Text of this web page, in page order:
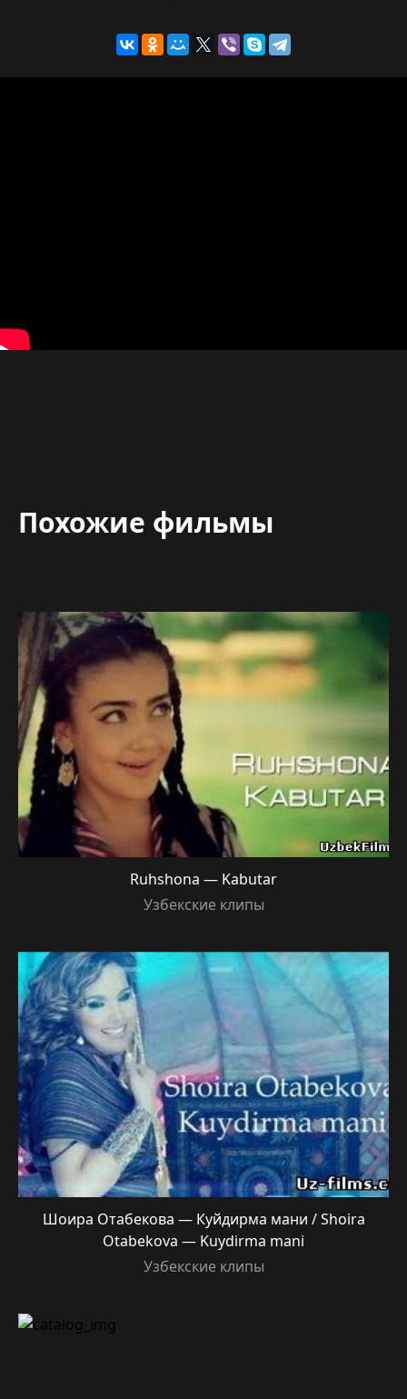
Похожие фильмы
Ruhshona — Kabutar
Узбекские клипы
Шоира Отабекова — Куйдирма мани / Shoira
Otabekova — Kuydirma mani
Узбекские клипы